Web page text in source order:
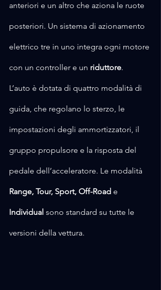
anteriori e un altro che aziona le ruote
posteriori. Un sistema di azionamento
elettrico tre in uno integra ogni motore
con un controller e un riduttore.
L’auto è dotata di quattro modalità di
guida, che regolano lo sterzo, le
impostazioni degli ammortizzatori, il
gruppo propulsore e la risposta del
pedale dell’acceleratore. Le modalità
Range, Tour, Sport, Off-Road e
Individual sono standard su tutte le
versioni della vettura.